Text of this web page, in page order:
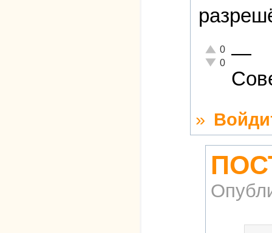
Отлично!
0
Неадекватно!
0 —
»